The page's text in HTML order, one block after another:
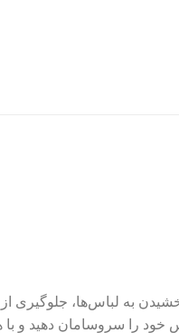
به لباس‌ها، جلوگیری
6 عددی به آسانی می‌توانید کمد لباس خود را